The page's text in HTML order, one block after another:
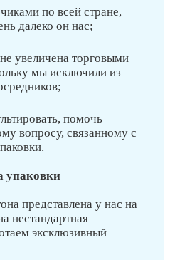
по всей стране,
далеко он нас;
увеличена торговыми
мы исключили из
помочь
вопросу, связанному с
упаковки
представлена у нас на
нестандартная
эксклюзивный